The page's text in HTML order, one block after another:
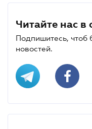
Читайте нас в
Подпишитесь, чтоб
новостей.